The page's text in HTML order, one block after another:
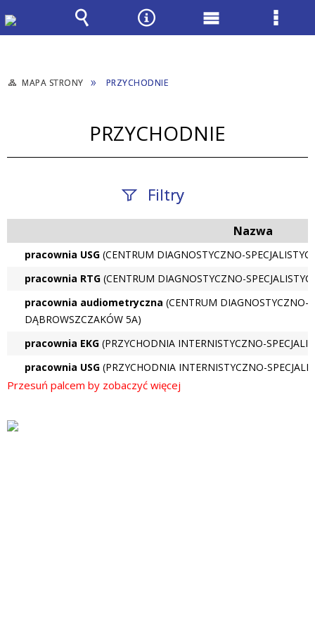
MAPA STRONY PRZYCHODNIE
PRZYCHODNIE
Filtry
nazwisko
Przychodnie
Badania i
Nazwa
pracownia USG (CENTRUM DIAGNOSTYCZNO-
pracownia RTG (CENTRUM DIAGNOSTYCZNO-
pracownia audiometryczna (CENTRUM DIAGNOSTYCZNO-
DĄBROWSZCZAKÓW 5A)
pracownia EKG (PRZYCHODNIA INTERNISTYCZNO-
pracownia USG (PRZYCHODNIA INTERNISTYCZNO-
Wyszukiwarka
NarzędziaMenu
Menu